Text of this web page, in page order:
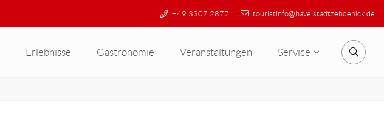
+49 3307 2877 touristinfo@havelstadtzehdenick.de
Erlebnisse Gastronomie Veranstaltungen Service Suche